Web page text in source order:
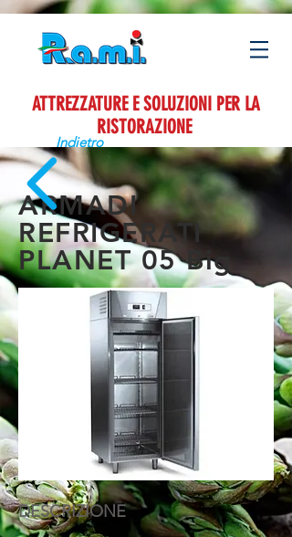
ATTREZZATURE E SOLUZIONI PER LA
RISTORAZIONE
ARMADI
REFRIGERATI
PLANET 05 Big
DESCRIZIONE
Indietro